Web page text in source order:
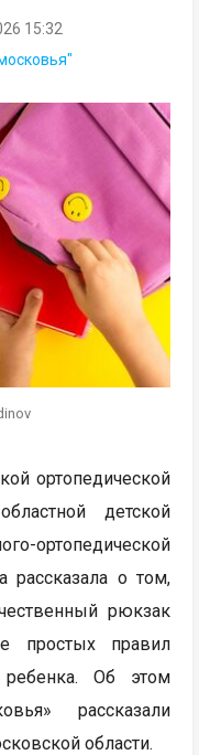
15:32
ортопедической
детской
ортопедической
рассказала о том,
рюкзак
простых правил
ребенка. Об этом
рассказали
области.